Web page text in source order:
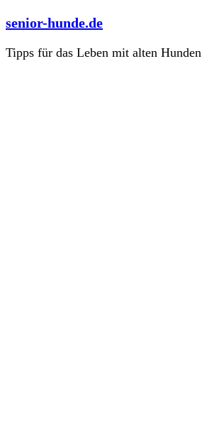
Zum
springen
senior-hunde.de
Tipps für das Leben mit alten Hunden